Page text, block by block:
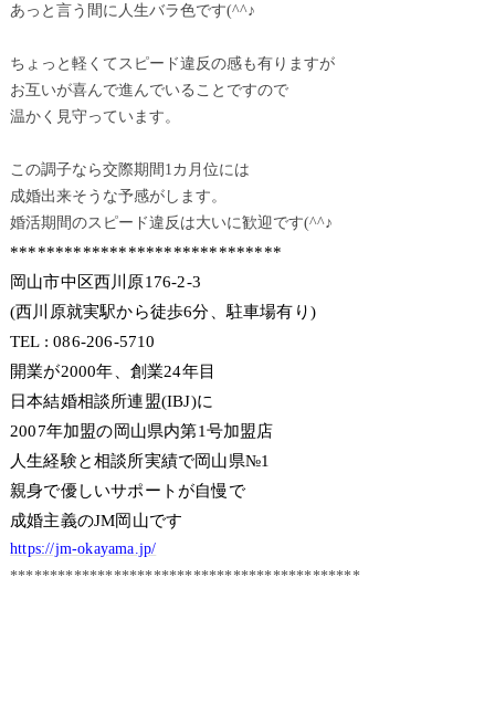
あっと言う間に人生バラ色です(^^♪
ちょっと軽くてスピード違反の感も有りますが
お互いが喜んで進んでいることですので
温かく見守っています。
この調子なら交際期間1カ月位には
成婚出来そうな予感がします。
婚活期間のスピード違反は大いに歓迎です(^^♪
******************************
岡山市中区西川原176-2-3
(西川原就実駅から徒歩6分、駐車場有り)
TEL : 086-206-5710
開業が2000年、創業24年目
日本結婚相談所連盟(IBJ)に
2007年加盟の岡山県内第1号加盟店
人生経験と相談所実績で岡山県№1
親身で優しいサポートが自慢で
成婚主義のJM岡山です
https://jm-okayama.jp/
********************************************